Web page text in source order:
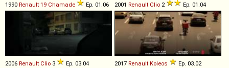
1990 Renault 19 Chamade Ep. 01.06 2001 Renault Clio 2 Ep. 01.04
2006 Renault Clio 3 Ep. 03.04 2017 Renault Koleos Ep. 03.02